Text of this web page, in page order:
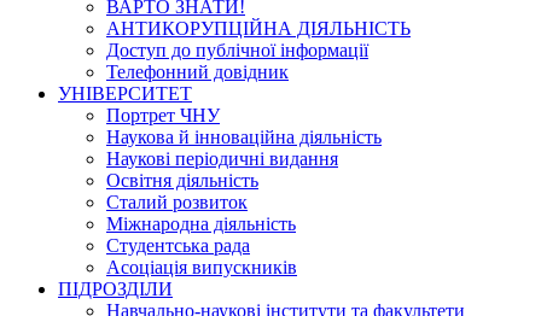
ВАРТО ЗНАТИ!
АНТИКОРУПЦІЙНА ДІЯЛЬНІСТЬ
Доступ до публічної інформації
Телефонний довідник
УНІВЕРСИТЕТ
Портрет ЧНУ
Наукова й інноваційна діяльність
Наукові періодичні видання
Освітня діяльність
Сталий розвиток
Міжнародна діяльність
Студентська рада
Асоціація випускників
ПІДРОЗДІЛИ
Навчально-наукові інститути та факультети